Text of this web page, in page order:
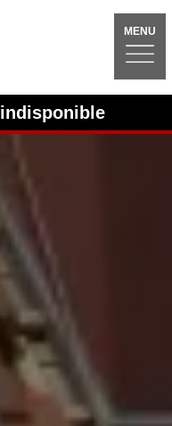
MENU
indisponible